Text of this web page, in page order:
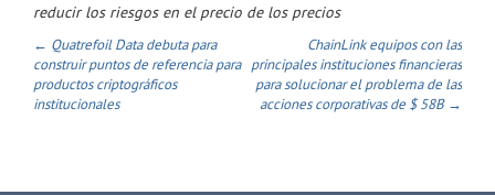
reducir los riesgos en el precio de los precios
← Quatrefoil Data debuta para
construir puntos de referencia para
productos criptográficos
institucionales
ChainLink equipos con las
principales instituciones financieras
para solucionar el problema de las
acciones corporativas de $ 58B →